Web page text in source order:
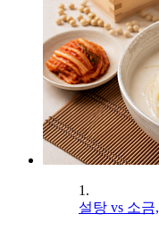
1.
설탕 vs 소